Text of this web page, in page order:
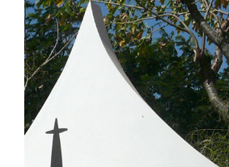
Diventare un monaco o una monaca
La medaglia di San Benedetto
NEXUS